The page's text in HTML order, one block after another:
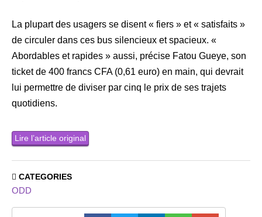
La plupart des usagers se disent « fiers » et « satisfaits »
de circuler dans ces bus silencieux et spacieux. «
Abordables et rapides » aussi, précise Fatou Gueye, son
ticket de 400 francs CFA (0,61 euro) en main, qui devrait
lui permettre de diviser par cinq le prix de ses trajets
quotidiens.
Lire l’article original
CATEGORIES
ODD